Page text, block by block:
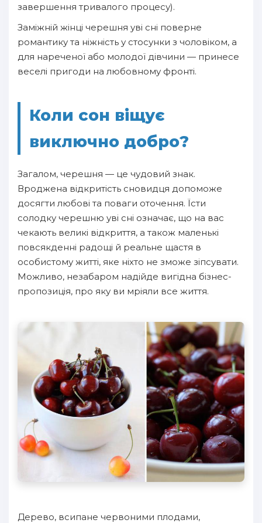
завершення тривалого процесу).
Заміжній жінці черешня уві сні поверне
романтику та ніжність у стосунки з чоловіком, а
для нареченої або молодої дівчини — принесе
веселі пригоди на любовному фронті.
Коли сон віщує
виключно добро?
Загалом, черешня — це чудовий знак.
Вроджена відкритість сновидця допоможе
досягти любові та поваги оточення. Їсти
солодку черешню уві сні означає, що на вас
чекають великі відкриття, а також маленькі
повсякденні радощі й реальне щастя в
особистому житті, яке ніхто не зможе зіпсувати.
Можливо, незабаром надійде вигідна бізнес-
пропозиція, про яку ви мріяли все життя.
Дерево, всипане червоними плодами,